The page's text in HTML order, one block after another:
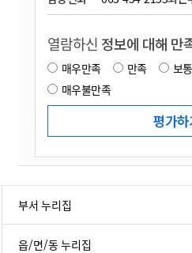
열람하신 정보에 대해 만
매우만족 만족 보통
매우불만족
부서 누리집
읍/면/동 누리집